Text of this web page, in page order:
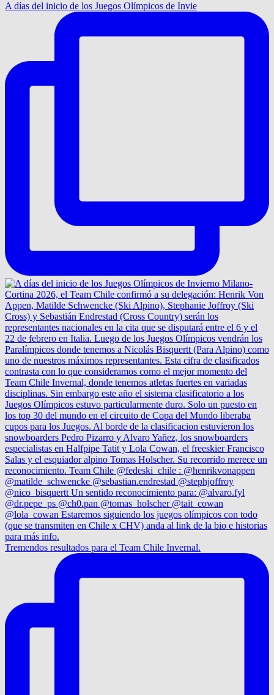
A días del inicio de los Juegos Olímpicos de Invie
Tremendos resultados para el Team Chile Invernal.